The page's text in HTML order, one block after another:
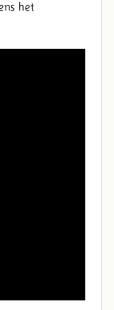
het